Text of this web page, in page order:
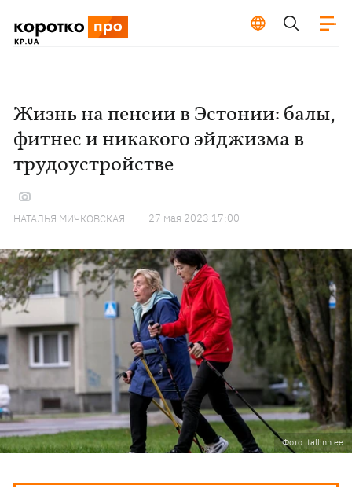
Жизнь на пенсии в Эстонии: балы,
фитнес и никакого эйджизма в
трудоустройстве
НАТАЛЬЯ МИЧКОВСКАЯ 27 мая 2023 17:00
Фото: tallinn.ee